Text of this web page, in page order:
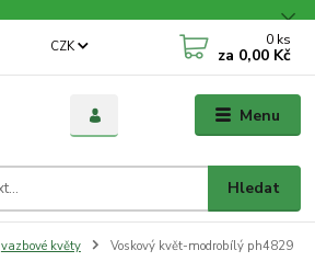
Menu
CZK
Hledat
0 ks
za 0,00 Kč
vazbové květy Voskový květ-modrobílý ph4829